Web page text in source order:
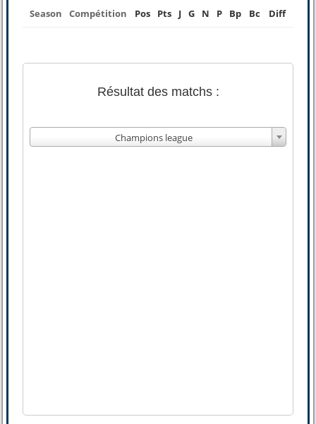
Season
Compétition Pos Pts J G N P Bp Bc Diff
Résultat des matchs :
Champions league